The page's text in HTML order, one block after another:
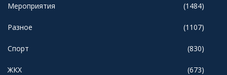
Мероприятия (1484)
Разное (1107)
Спорт (830)
ЖКХ (673)